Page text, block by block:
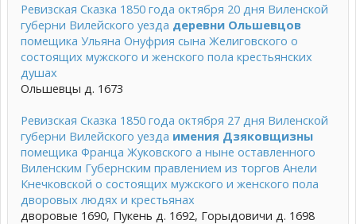
Ревизская Сказка 1850 года октября 20 дня Виленской
губерни Вилейского уезда деревни Ольшевцов
помещика Ульяна Онуфрия сына Желиговского о
состоящих мужского и женского пола крестьянских
душах
Ольшевцы д. 1673
Ревизская Сказка 1850 года октября 27 дня Виленской
губерни Вилейского уезда имения Дзяковщизны
помещика Франца Жуковского а ныне оставленного
Виленским Губернским правлением из торгов Анели
Кнечковской о состоящих мужского и женского пола
дворовых людях и крестьянах
дворовые 1690, Пукень д. 1692, Горыдовичи д. 1698